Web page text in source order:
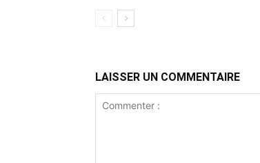
LAISSER UN COMMENTAIRE